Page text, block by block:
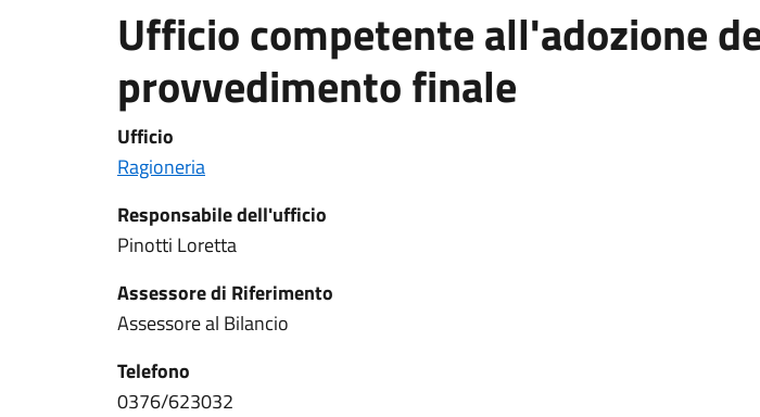
Ufficio competente all'adozione
provvedimento finale
Ufficio
Ragioneria
Responsabile dell'ufficio
Pinotti Loretta
Assessore di Riferimento
Assessore al Bilancio
Telefono
0376/623032